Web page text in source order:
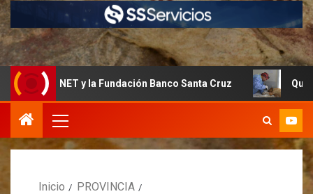
y la Fundación Banco Santa Cruz Quedan
Inicio
PROVINCIA